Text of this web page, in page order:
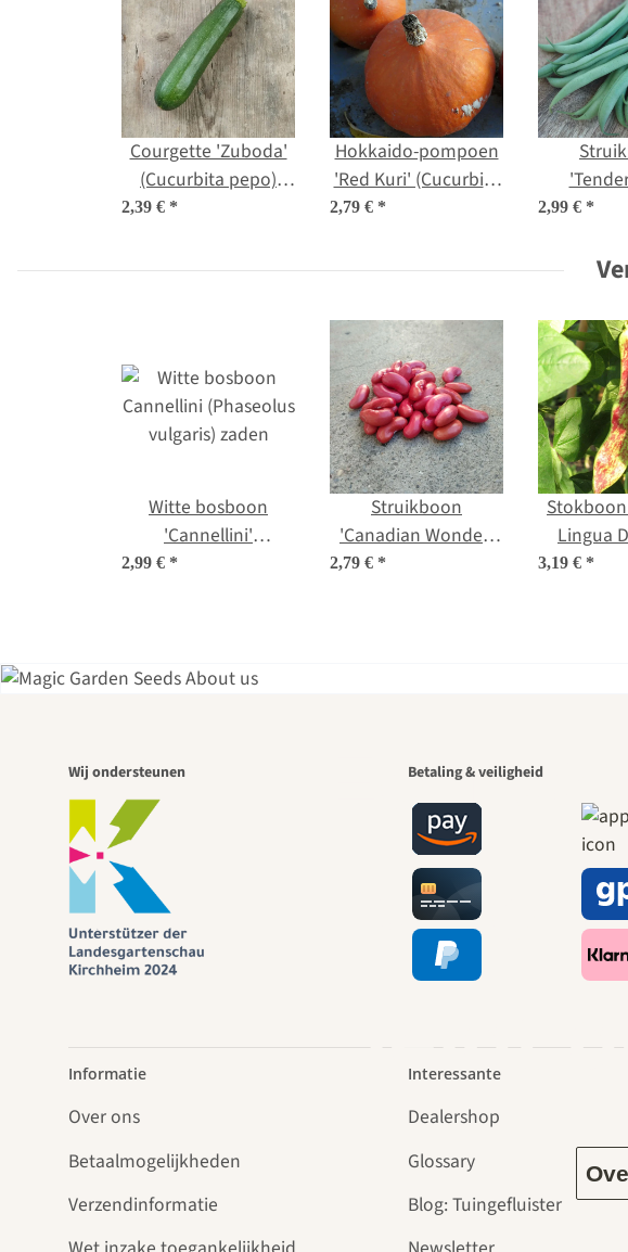
Courgette 'Zuboda'
(Cucurbita pepo)
2,39 € *
Hokkaido-pompoen
'Red Kuri' (Cucurbita
maxima) bio zaad
2,79 € * 2,99 € *
Witte bosboon
'Cannellini'
(Phaseolus vulgaris)
2,99 € *
Struikboon
'Canadian Wonder'
(Phaseolus vulgaris)
2,79 € *
Lingua
3,19 € *
Een
leidt
Wij ondersteunen Betaling & veiligheid
Informatie
Over ons
Betaalmogelijkheden
Verzendinformatie
Interessante
Dealershop
Glossary
Blog: Tuingefluister